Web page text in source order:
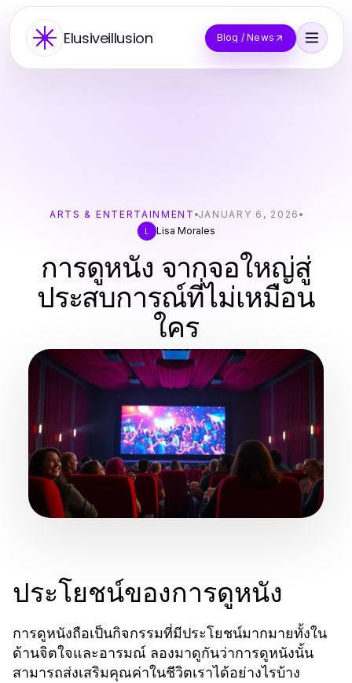
Elusiveillusion Blog / News
ARTS & ENTERTAINMENT JANUARY 6, 2026
L
Lisa Morales
การดูหนัง จากจอใหญ่สู่
ประสบการณ์ที่ไม่เหมือน
ใคร
ประโยชน์ของการดูหนัง
การดูหนังถือเป็นกิจกรรมที่มีประโยชน์มากมายทั้งใน
ด้านจิตใจและอารมณ์ ลองมาดูกันว่าการดูหนังนั้น
สามารถส่งเสริมคุณค่าในชีวิตเราได้อย่างไรบ้าง